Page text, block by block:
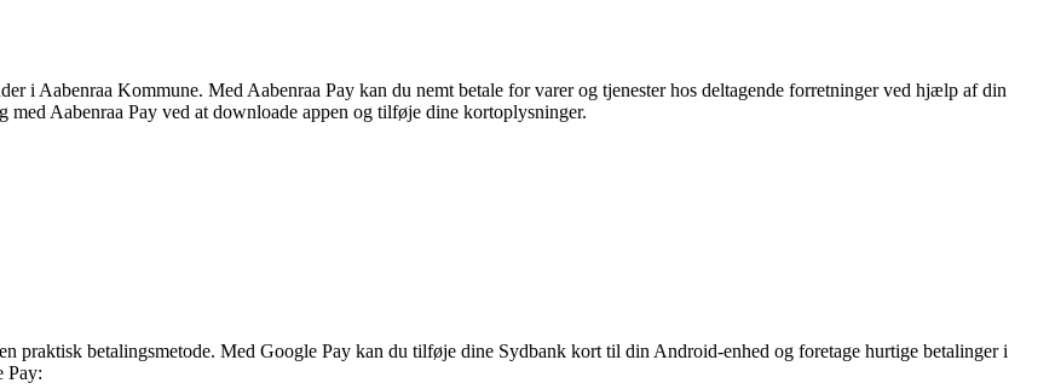
i Aabenraa Kommune. Med Aabenraa Pay kan du nemt betale for varer og tjenester hos deltagende forretninger ved hjælp af din
Aabenraa Pay ved at downloade appen og tilføje dine kortoplysninger.
praktisk betalingsmetode. Med Google Pay kan du tilføje dine Sydbank kort til din Android-enhed og foretage hurtige betalinger i
Pay: